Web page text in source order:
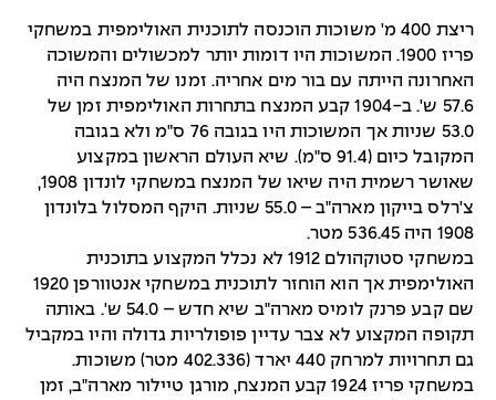
ריצת 400 מ' משוכות הוכנסה לתוכנית האולימפית במשחקי
פריז 1900. המשוכות היו דומות יותר למכשולים והמשוכה
האחרונה הייתה עם בור מים אחריה. זמנו של המנצח היה
57.6 ש'. ב-1904 קבע המנצח בתחרות האולימפית זמן של
53.0 שניות אך המשוכות היו בגובה 76 ס"מ ולא בגובה
המקובל כיום (91.4 ס"מ). שיא העולם הראשון במקצוע
שאושר רשמית היה שיאו של המנצח במשחקי לונדון 1908,
צ'רלס בייקון מארה"ב – 55.0 שניות. היקף המסלול בלונדון
1908 היה 536.45 מטר.
במשחקי סטוקהולם 1912 לא נכלל המקצוע בתוכנית
האולימפית אך הוא הוחזר לתוכנית במשחקי אנטוורפן 1920
שם קבע פרנק לומיס מארה"ב שיא חדש – 54.0 ש'. באותה
תקופה המקצוע לא צבר עדיין פופולריות גדולה והיו במקביל
גם תחרויות למרחק 440 יארד (402.336 מטר) משוכות.
במשחקי פריז 1924 קבע המנצח, מורגן טיילור מארה"ב, זמן